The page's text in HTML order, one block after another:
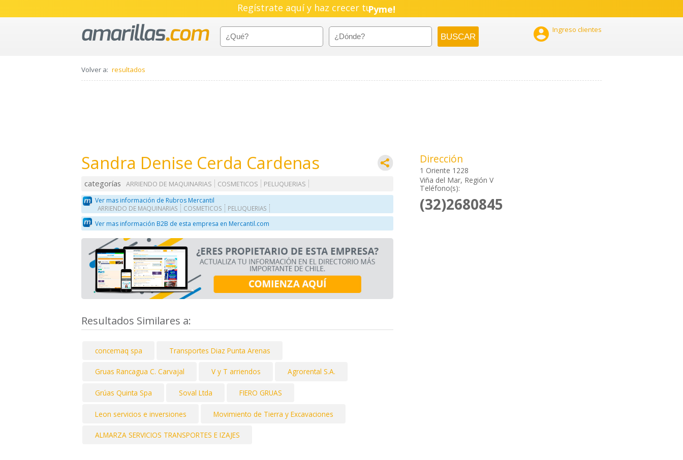
Regístrate aquí y haz crecer tuPyme!
Emprendimiento!
 Ingreso clientes
Volver a: resultados
Sandra Denise Cerda Cardenas
categorías ARRIENDO DE MAQUINARIAS COSMETICOS
PELUQUERIAS
Ver mas información de Rubros Mercantil
ARRIENDO DE MAQUINARIAS COSMETICOS PELUQUERIAS
Ver mas información B2B de esta empresa en Mercantil.com
Resultados Similares a:
concemaq spa Transportes Diaz Punta Arenas
Gruas Rancagua C. Carvajal V y T arriendos Agrorental S.A.
Grúas Quinta Spa Soval Ltda FIERO GRUAS
Leon servicios e inversiones Movimiento de Tierra y Excavaciones
ALMARZA SERVICIOS TRANSPORTES E IZAJES
Dirección
1 Oriente 1228
Viña del Mar, Región V
Teléfono(s):
(32)2680845